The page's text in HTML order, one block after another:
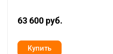
63 600 руб.